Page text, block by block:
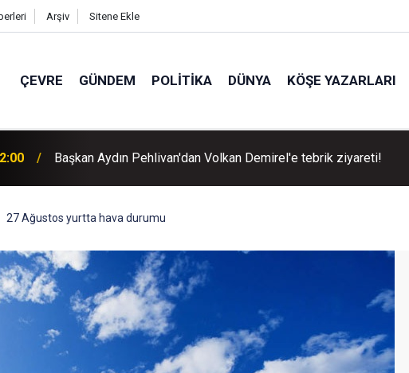
Arşiv Sitene Ekle
ÇEVRE GÜNDEM POLITIKA DÜNYA KÖŞE YAZARLARI
Başkan Aydın Pehlivan'dan Volkan Demirel'e tebrik ziyareti!
27 Ağustos yurtta hava durumu